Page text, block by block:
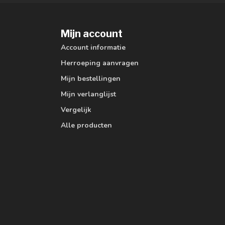
Mijn account
Account informatie
Herroeping aanvragen
Mijn bestellingen
Mijn verlanglijst
Vergelijk
Alle producten